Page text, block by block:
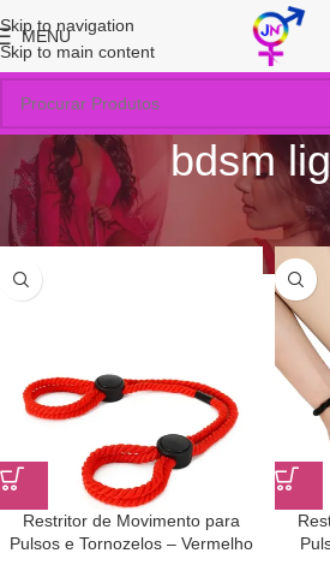
Skip to navigation
Skip to main content
MENU
bdsm
Início Produtos marcados com a tag “bdsm
Restritor de Movimento para
Pulsos e Tornozelos – Vermelho